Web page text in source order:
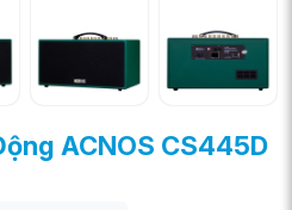
ACNOS CS445D